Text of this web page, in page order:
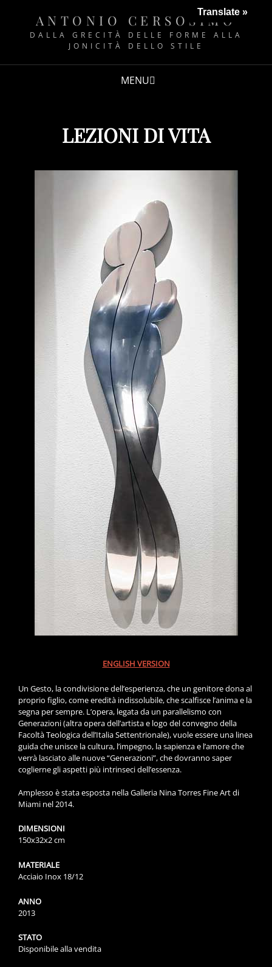
ANTONIO CERSOSIMO
DALLA GRECITÀ DELLE FORME ALLA
JONICITÀ DELLO STILE
MENU
LEZIONI DI VITA
ENGLISH VERSION
Un Gesto, la condivisione dell’esperienza, che un genitore dona al
proprio figlio, come eredità indissolubile, che scalfisce l’anima e la
segna per sempre. L’opera, legata da un parallelismo con
Generazioni (altra opera dell’artista e logo del convegno della
Facoltà Teologica dell’Italia Settentrionale), vuole essere una linea
guida che unisce la cultura, l’impegno, la sapienza e l’amore che
verrà lasciato alle nuove “Generazioni”, che dovranno saper
coglierne gli aspetti più intrinseci dell’essenza.
Amplesso è stata esposta nella Galleria Nina Torres Fine Art di
Miami nel 2014.
DIMENSIONI
150x32x2 cm
MATERIALE
Acciaio Inox 18/12
ANNO
2013
STATO
Disponibile alla vendita
Translate »